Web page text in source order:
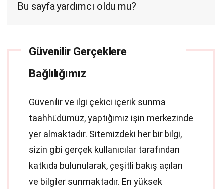
Bu sayfa yardımcı oldu mu?
Güvenilir Gerçeklere
Bağlılığımız
Güvenilir ve ilgi çekici içerik sunma
taahhüdümüz, yaptığımız işin merkezinde
yer almaktadır. Sitemizdeki her bir bilgi,
sizin gibi gerçek kullanıcılar tarafından
katkıda bulunularak, çeşitli bakış açıları
ve bilgiler sunmaktadır. En yüksek